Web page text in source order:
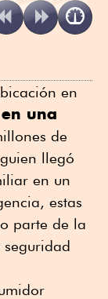
en
una
de
llegó
en un
estas
parte de la